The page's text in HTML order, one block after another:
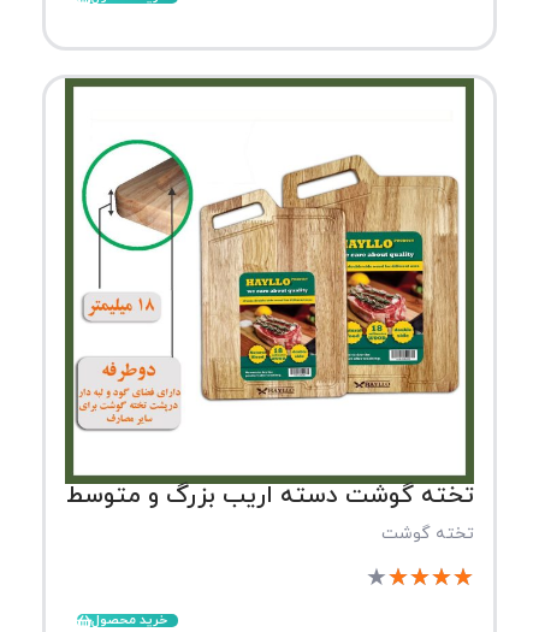
تخته گوشت دسته اریب بزرگ و متوسط
تخته گوشت
★
★
★
★
★
خرید محصول